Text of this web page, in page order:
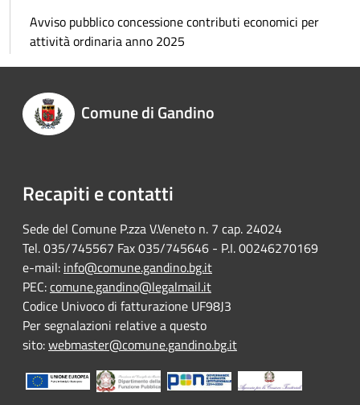
Avviso pubblico concessione contributi economici per
attività ordinaria anno 2025
Comune di Gandino
Recapiti e contatti
Sede del Comune P.zza V.Veneto n. 7 cap. 24024
Tel. 035/745567 Fax 035/745646 - P.I. 00246270169
e-mail: info@comune.gandino.bg.it
PEC:comune.gandino@legalmail.it
Codice Univoco di fatturazione UF98J3
Per segnalazioni relative a questo
sito:webmaster@comune.gandino.bg.it